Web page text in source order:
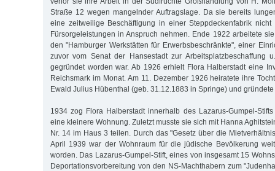
Straße 12 wegen mangelnder Auftragslage. Da sie bereits
eine zeitweilige Beschäftigung in einer Steppdeckenfabrik nicht
Fürsorgeleistungen in Anspruch nehmen. Ende 1922 arbeitete
den "Hamburger Werkstätten für Erwerbsbeschränkte", einer
zuvor vom Senat der Hansestadt zur Arbeitsplatzbeschaffung
gegründet worden war. Ab 1926 erhielt Flora Halberstadt eine
Reichsmark im Monat. Am 11. Dezember 1926 heiratete ihre
Ewald Julius Hübenthal (geb. 31.12.1883 in Springe) und
1934 zog Flora Halberstadt innerhalb des Lazarus-Gumpel-
eine kleinere Wohnung. Zuletzt musste sie sich mit Hanna
Nr. 14 im Haus 3 teilen. Durch das "Gesetz über die
April 1939 war der Wohnraum für die jüdische Bevölkerung
worden. Das Lazarus-Gumpel-Stift, eines von insgesamt 15
Deportationsvorbereitung von den NS-Machthabern zum